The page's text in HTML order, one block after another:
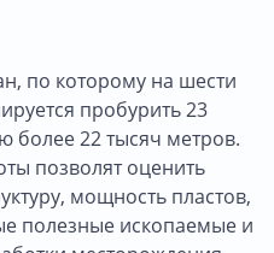
по которому на шести
пробурить 23
более 22 тысяч метров.
позволят оценить
мощность пластов,
полезные ископаемые и